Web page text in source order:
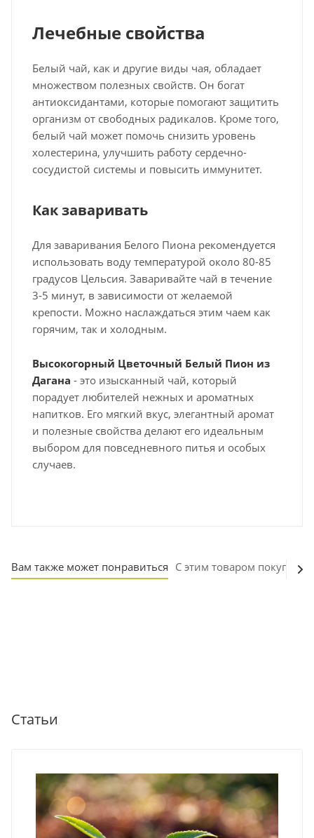
Лечебные свойства
Белый чай, как и другие виды чая, обладает
множеством полезных свойств. Он богат
антиоксидантами, которые помогают защитить
организм от свободных радикалов. Кроме того,
белый чай может помочь снизить уровень
холестерина, улучшить работу сердечно-
сосудистой системы и повысить иммунитет.
Как заваривать
Для заваривания Белого Пиона рекомендуется
использовать воду температурой около 80-85
градусов Цельсия. Заваривайте чай в течение
3-5 минут, в зависимости от желаемой
крепости. Можно наслаждаться этим чаем как
горячим, так и холодным.
Высокогорный Цветочный Белый Пион из
Дагана - это изысканный чай, который
порадует любителей нежных и ароматных
напитков. Его мягкий вкус, элегантный аромат
и полезные свойства делают его идеальным
выбором для повседневного питья и особых
случаев.
Вам также может понравиться С этим товаром покупают
Статьи